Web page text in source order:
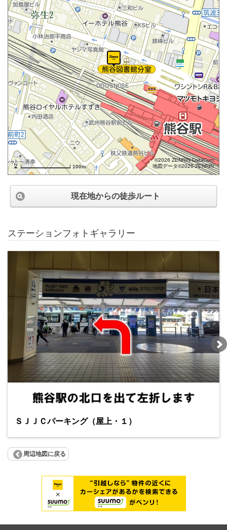
100m
©2026 ZENRIN DataCom
地図データ©2026 ZENRIN
現在地からの徒歩ルート
ステーションフォトギャラリー
ＳＪＪＣパーキング（屋上・１）
周辺地図に戻る